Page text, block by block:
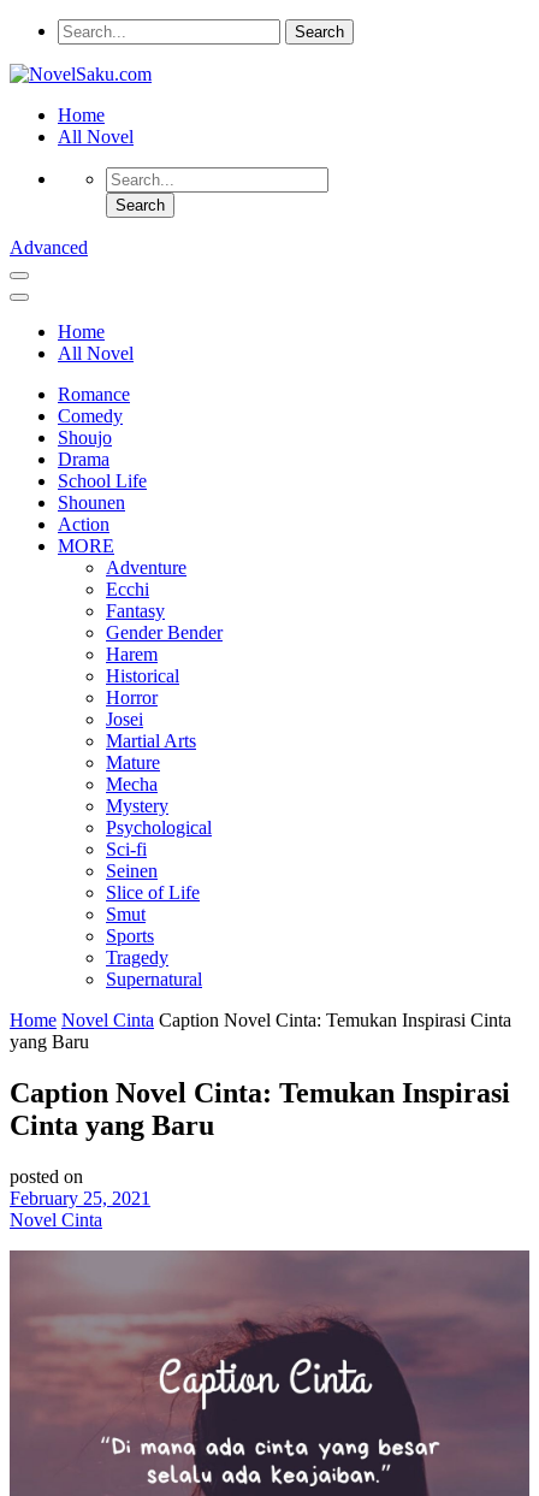
Home
All Novel
Advanced
Home
All Novel
Romance
Comedy
Shoujo
Drama
School Life
Shounen
Action
MORE
Adventure
Ecchi
Fantasy
Gender Bender
Harem
Historical
Horror
Josei
Martial Arts
Mature
Mecha
Mystery
Psychological
Sci-fi
Seinen
Slice of Life
Smut
Sports
Tragedy
Supernatural
Home Novel Cinta Caption Novel Cinta: Temukan Inspirasi Cinta
yang Baru
Caption Novel Cinta: Temukan Inspirasi
Cinta yang Baru
posted on
February 25, 2021
Novel Cinta